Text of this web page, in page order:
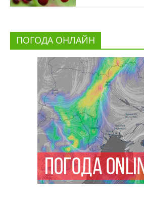
ПОГОДА ОНЛАЙН